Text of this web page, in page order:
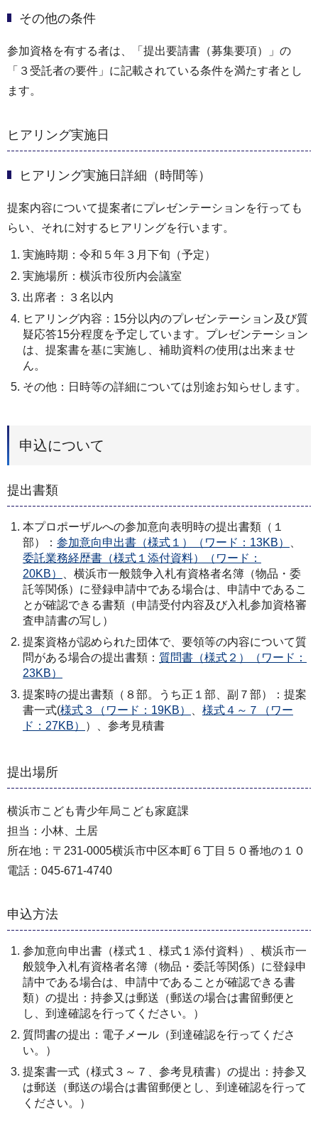
その他の条件
参加資格を有する者は、「提出要請書（募集要項）」の
「３受託者の要件」に記載されている条件を満たす者とし
ます。
ヒアリング実施日
ヒアリング実施日詳細（時間等）
提案内容について提案者にプレゼンテーションを行っても
らい、それに対するヒアリングを行います。
実施時期：令和５年３月下旬（予定）
実施場所：横浜市役所内会議室
出席者：３名以内
ヒアリング内容：15分以内のプレゼンテーション及び質
疑応答15分程度を予定しています。プレゼンテーション
は、提案書を基に実施し、補助資料の使用は出来ませ
ん。
その他：日時等の詳細については別途お知らせします。
申込について
提出書類
本プロポーザルへの参加意向表明時の提出書類（１
部）： 参加意向申出書（様式１）（ワード：13KB）
委託業務経歴書（様式１添付資料）（ワード：
20KB）
、横浜市一般競争入札有資格者名簿（物品・委
託等関係）に登録申請中である場合は、申請中であるこ
とが確認できる書類（申請受付内容及び入札参加資格審
査申請書の写し）
提案資格が認められた団体で、要領等の内容について質
問がある場合の提出書類： 質問書（様式２）（ワード：
23KB）
提案時の提出書類（８部。うち正１部、副７部）：提案
書一式(様式３（ワード：19KB）
様式４～７（ワー
ド：27KB）
）、参考見積書
提出場所
横浜市こども青少年局こども家庭課
担当：小林、土居
所在地：〒231-0005横浜市中区本町６丁目５０番地の１０
電話：045-671-4740
申込方法
参加意向申出書（様式１、様式１添付資料）、横浜市一
般競争入札有資格者名簿（物品・委託等関係）に登録申
請中である場合は、申請中であることが確認できる書
類）の提出：持参又は郵送（郵送の場合は書留郵便と
し、到達確認を行ってください。）
質問書の提出：電子メール（到達確認を行ってくださ
い。）
提案書一式（様式３～７、参考見積書）の提出：持参又
は郵送（郵送の場合は書留郵便とし、到達確認を行って
ください。）